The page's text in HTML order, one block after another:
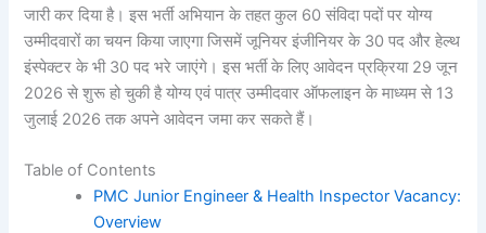
जारी कर दिया है। इस भर्ती अभियान के तहत कुल 60 संविदा पदों पर योग्य
उम्मीदवारों का चयन किया जाएगा जिसमें जूनियर इंजीनियर के 30 पद और हेल्थ
इंस्पेक्टर के भी 30 पद भरे जाएंगे। इस भर्ती के लिए आवेदन प्रक्रिया 29 जून
2026 से शुरू हो चुकी है योग्य एवं पात्र उम्मीदवार ऑफलाइन के माध्यम से 13
जुलाई 2026 तक अपने आवेदन जमा कर सकते हैं।
Table of Contents
PMC Junior Engineer & Health Inspector Vacancy:
Overview